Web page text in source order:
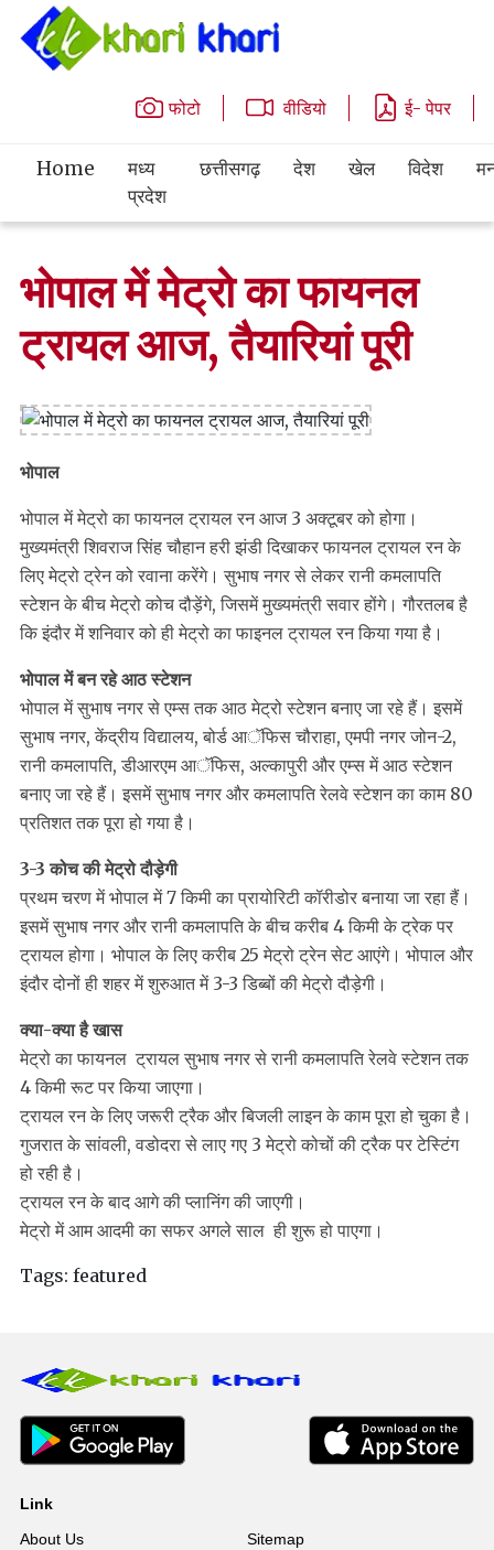
फोटो वीडियो ई- पेपर
Home
मध्य
प्रदेश
छत्तीसगढ़ देश खेल विदेश
भोपाल में मेट्रो का फायनल
ट्रायल आज, तैयारियां पूरी
भोपाल
भोपाल में मेट्रो का फायनल ट्रायल रन आज 3 अक्टूबर को होगा।
मुख्यमंत्री शिवराज सिंह चौहान हरी झंडी दिखाकर फायनल ट्रायल रन के
लिए मेट्रो ट्रेन को रवाना करेंगे। सुभाष नगर से लेकर रानी कमलापति
स्टेशन के बीच मेट्रो कोच दौड़ेंगे, जिसमें मुख्यमंत्री सवार होंगे। गौरतलब है
कि इंदौर में शनिवार को ही मेट्रो का फाइनल ट्रायल रन किया गया है।
भोपाल में बन रहे आठ स्टेशन
भोपाल में सुभाष नगर से एम्स तक आठ मेट्रो स्टेशन बनाए जा रहे हैं। इसमें
सुभाष नगर, केंद्रीय विद्यालय, बोर्ड आॅफिस चौराहा, एमपी नगर जोन-2,
रानी कमलापति, डीआरएम आॅफिस, अल्कापुरी और एम्स में आठ स्टेशन
बनाए जा रहे हैं। इसमें सुभाष नगर और कमलापति रेलवे स्टेशन का काम 80
प्रतिशत तक पूरा हो गया है।
3-3 कोच की मेट्रो दौड़ेगी
प्रथम चरण में भोपाल में 7 किमी का प्रायोरिटी कॉरीडोर बनाया जा रहा हैं।
इसमें सुभाष नगर और रानी कमलापति के बीच करीब 4 किमी के ट्रेक पर
ट्रायल होगा। भोपाल के लिए करीब 25 मेट्रो ट्रेन सेट आएंगे। भोपाल और
इंदौर दोनों ही शहर में शुरुआत में 3-3 डिब्बों की मेट्रो दौड़ेगी।
क्या-क्या है खास
मेट्रो का फायनल ट्रायल सुभाष नगर से रानी कमलापति रेलवे स्टेशन तक
4 किमी रूट पर किया जाएगा।
ट्रायल रन के लिए जरूरी ट्रैक और बिजली लाइन के काम पूरा हो चुका है।
गुजरात के सांवली, वडोदरा से लाए गए 3 मेट्रो कोचों की ट्रैक पर टेस्टिंग
हो रही है।
ट्रायल रन के बाद आगे की प्लानिंग की जाएगी।
मेट्रो में आम आदमी का सफर अगले साल ही शुरू हो पाएगा।
Tags: featured
Link
About Us
Sitemap